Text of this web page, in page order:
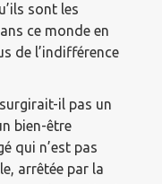
sont les
ce monde en
de l’indifférence
il pas un
bien-être
qui n’est pas
arrêtée par la